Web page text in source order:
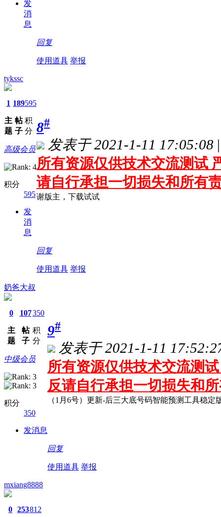
发
消
息
回复
使用道具 举报
tykssc
1
主
题
189
帖
子
595
积
分
高级会员
积分
595
发
消
息
8#
发表于 2021-1-11 17:05:08 |
所有资源仅供技术交流测试
请自行承担一切损失和所有
谢版主，下载试试
回复
使用道具 举报
奶爸大叔
0
主
题
107
帖
子
350
积
分
中级会员
积分
350
发消息
9#
发表于 2021-1-11
所有资源仅供技术交流测
反请自行承担一切损失和
（1月6号）更新-后三大底号码智能预测工具稳定
回复
使用道具 举报
mxiang8888
0 253812